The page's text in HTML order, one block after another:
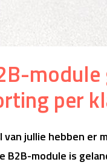
module
per
van jullie hebben er
B2B-module is